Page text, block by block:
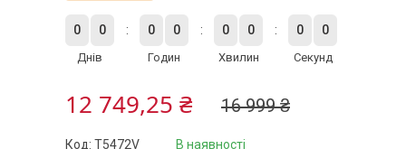
0 0
Днів
0 0
Годин
0 0
Хвилин
0 0
Секунд
16 999 ₴
12 749,25 ₴
В наявності
Код: T5472V